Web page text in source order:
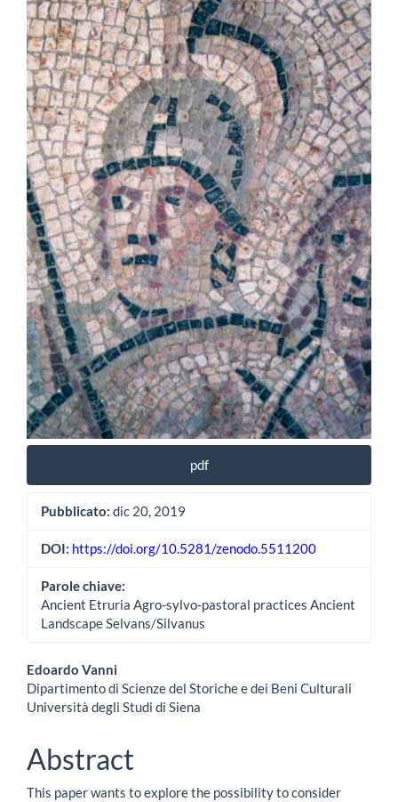
pdf
Pubblicato: dic 20, 2019
DOI: https://doi.org/10.5281/zenodo.5511200
Parole chiave:
Ancient Etruria Agro-sylvo-pastoral practices Ancient
Landscape Selvans/Silvanus
Contenuto
principale
Edoardo Vanni
Dipartimento di Scienze del Storiche e dei Beni Culturali
Università degli Studi di Siena
Abstract
This paper wants to explore the possibility to consider